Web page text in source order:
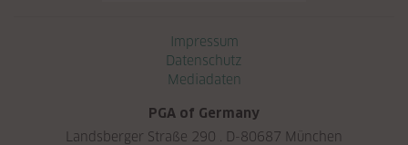
Impressum
Datenschutz
Mediadaten
PGA of Germany
Landsberger Straße 290 . D-80687 München